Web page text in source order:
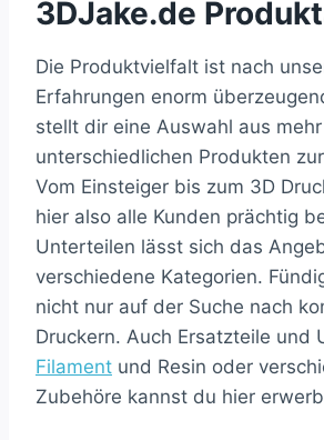
3DJake.de
Die Produktvielfalt ist nach
Erfahrungen enorm
stellt dir eine Auswahl aus
unterschiedlichen Produkten
Vom Einsteiger bis zum 3D
hier also alle Kunden prächtig
Unterteilen lässt sich das
verschiedene Kategorien.
nicht nur auf der Suche nach
Druckern. Auch Ersatzteile und
Filament und Resin oder
Zubehöre kannst du hier